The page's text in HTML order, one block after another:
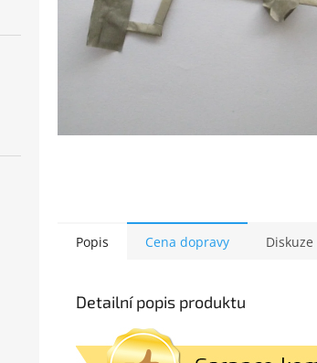
Popis Cena dopravy Diskuze
Detailní popis produktu